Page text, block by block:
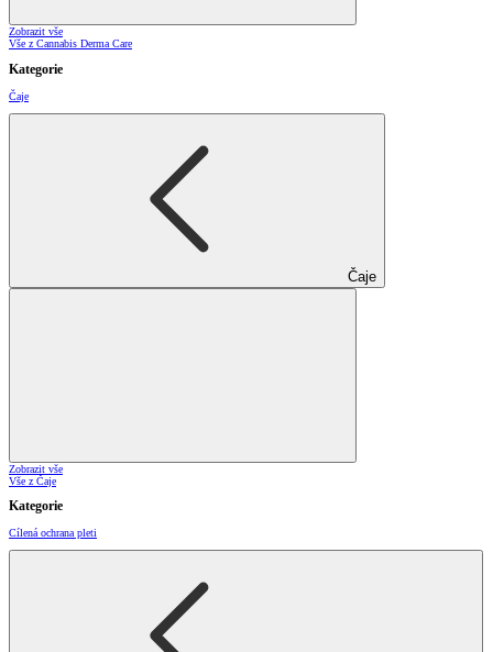
Zobrazit vše
Vše z Cannabis Derma Care
Kategorie
Čaje
Čaje
Zobrazit vše
Vše z Čaje
Kategorie
Cílená ochrana pleti